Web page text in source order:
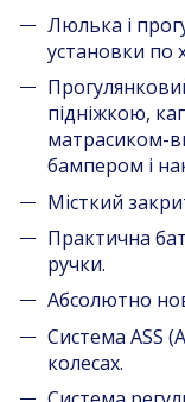
Люлька і
установки по
підніжкою,
матрасиком-
бампером і
Місткий
Практична
ручки.
Абсолютно
Система ASS
колесах.